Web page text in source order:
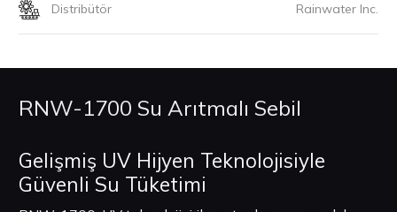
Distribütör Rainwater Inc.
RNW-1700 Su Arıtmalı Sebil
Gelişmiş UV Hijyen Teknolojisiyle
Güvenli Su Tüketimi